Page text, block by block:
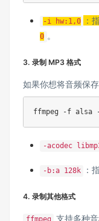
-i hw:1,0 ：
0 。
3. 录制 MP3 格式
如果你想将音频保
ffmpeg -f alsa
-acodec
-b:a 128k ：
4. 录制其他格式
支持多种